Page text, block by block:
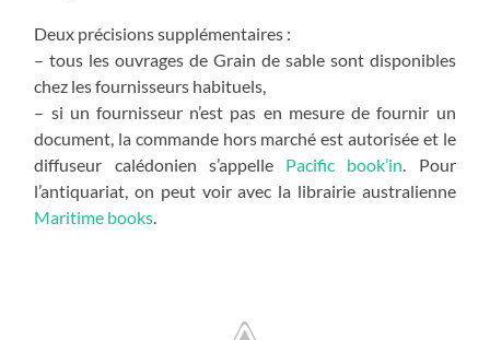
Deux précisions supplémentaires :
– tous les ouvrages de Grain de sable sont disponibles
chez les fournisseurs habituels,
– si un fournisseur n’est pas en mesure de fournir un
document, la commande hors marché est autorisée et le
diffuseur calédonien s’appelle Pacific book’in . Pour
l’antiquariat, on peut voir avec la librairie australienne
Maritime books